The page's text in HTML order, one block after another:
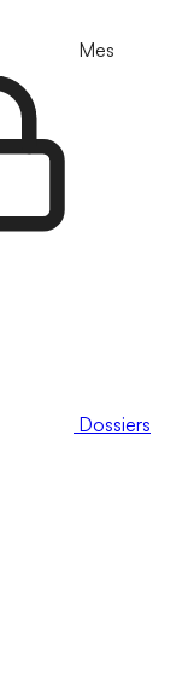
Mes
Dossiers